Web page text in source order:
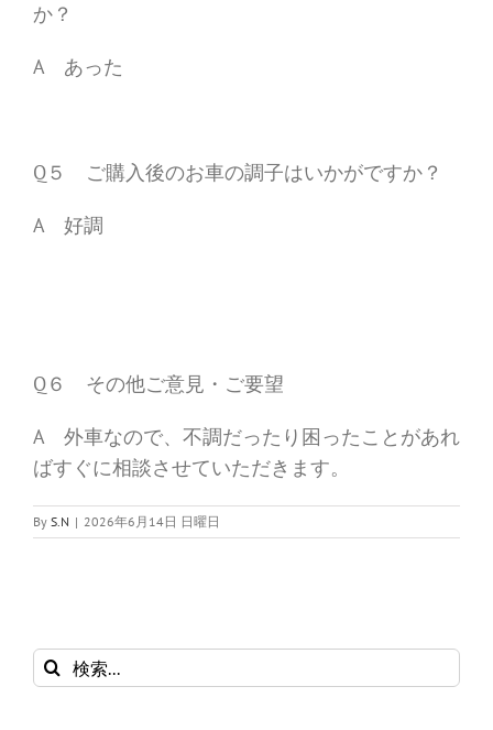
か？
A あった
Q５ ご購入後のお車の調子はいかがですか？
A 好調
Q６ その他ご意見・ご要望
A 外車なので、不調だったり困ったことがあれ
ばすぐに相談させていただきます。
By S.N | 2026年6月14日 日曜日
検
索